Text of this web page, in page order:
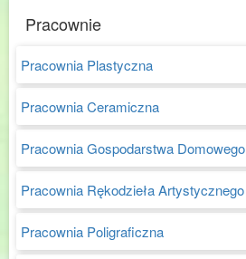
Pracownie
Pracownia Plastyczna
Pracownia Ceramiczna
Pracownia Gospodarstwa Domowego
Pracownia Rękodzieła Artystycznego
Pracownia Poligraficzna